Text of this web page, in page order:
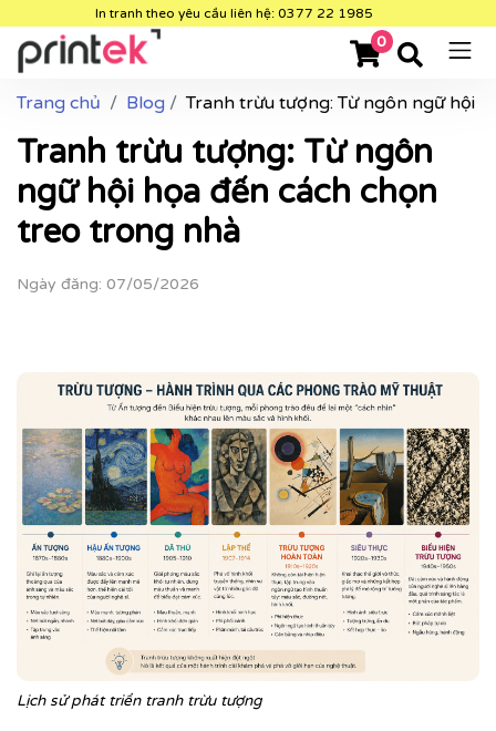
In tranh theo yêu cầu liên hệ: 0377 22 1985
0
Trang chủ Blog Tranh trừu tượng: Từ ngôn ngữ hội
Tranh trừu tượng: Từ ngôn
ngữ hội họa đến cách chọn
treo trong nhà
Ngày đăng: 07/05/2026
Lịch sử phát triển tranh trừu tượng